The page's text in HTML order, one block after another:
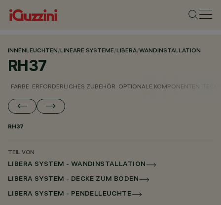
INNENLEUCHTEN/LINEARE SYSTEME/LIBERA/WANDINSTALLATION
RH37
FARBE ERFORDERLICHES ZUBEHÖR OPTIONALE KOMPONENTEN
RH37
TEIL VON
LIBERA SYSTEM - WANDINSTALLATION
LIBERA SYSTEM - DECKE ZUM BODEN
LIBERA SYSTEM - PENDELLEUCHTE